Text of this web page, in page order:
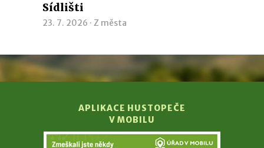
Sídlišti
23. 7. 2026 · Z města
APLIKACE HUSTOPEČE
V MOBILU